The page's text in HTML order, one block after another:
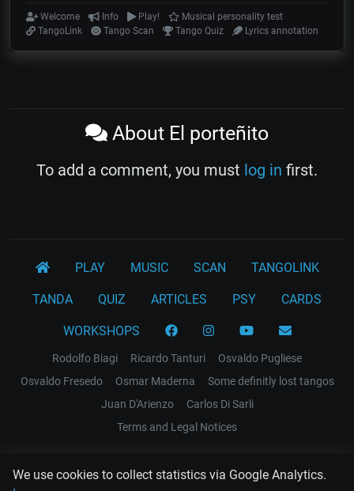
We use cookies to collect statistics via Google Analytics.
Welcome Info Play!
Musical personality test
TangoLink
Tango Scan Tango Quiz Lyrics annotation
About El porteñito
To add a comment, you must log in first.
PLAY MUSIC SCAN TANGOLINK
TANDA QUIZ ARTICLES PSY CARDS
WORKSHOPS
Rodolfo Biagi Ricardo Tanturi
Osvaldo Pugliese
Osvaldo Fresedo
Osmar Maderna
Some definitly lost tangos
Juan D'Arienzo
Carlos Di Sarli
Terms and Legal Notices
EL RECODO TANGO